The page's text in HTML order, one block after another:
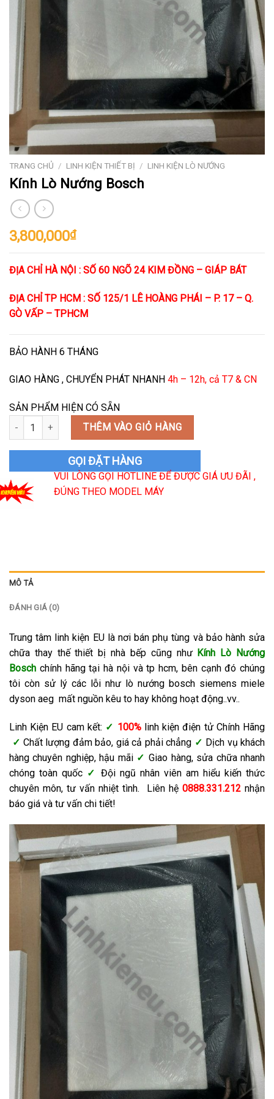
TRANG CHỦ / LINH KIỆN THIẾT BỊ / LINH KIỆN LÒ NƯỚNG
Kính Lò Nướng Bosch
3,800,000₫
ĐỊA CHỈ HÀ NỘI : SỐ 60 NGÕ 24 KIM ĐỒNG – GIÁP BÁT
ĐỊA CHỈ TP HCM : SỐ 125/1 LÊ HOÀNG PHÁI – P. 17 – Q.
GÒ VẤP – TPHCM
BẢO HÀNH 6 THÁNG
GIAO HÀNG , CHUYỂN PHÁT NHANH 4h – 12h, cả T7 & CN
SẢN PHẨM HIỆN CÓ SẴN
Kính Lò Nướng Bosch số lượngTHÊM VÀO GIỎ HÀNG
GỌI ĐẶT HÀNG
VUI LÒNG GỌI HOTLINE ĐỂ ĐƯỢC GIÁ ƯU ĐÃI ,
ĐÚNG THEO MODEL MÁY
MÔ TẢ
ĐÁNH GIÁ (0)
Trung tâm linh kiện EU là nơi bán phụ tùng và bảo hành sửa
chữa thay thế thiết bị nhà bếp cũng như Kính Lò Nướng
Bosch chính hãng tại hà nội và tp hcm, bên cạnh đó chúng
tôi còn sử lý các lỗi như lò nướng bosch siemens miele
dyson aeg mất nguồn kêu to hay không hoạt động..vv..
Linh Kiện EU cam kết: ✓ 100% linh kiện điện tử Chính Hãng
✓ Chất lượng đảm bảo, giá cả phải chẳng ✓ Dịch vụ khách
hàng chuyên nghiệp, hậu mãi ✓Giao hàng, sửa chữa nhanh
chóng toàn quốc ✓ Đội ngũ nhân viên am hiểu kiến thức
chuyên môn, tư vấn nhiệt tình. Liên hệ 0888.331.212 nhận
báo giá và tư vấn chi tiết!